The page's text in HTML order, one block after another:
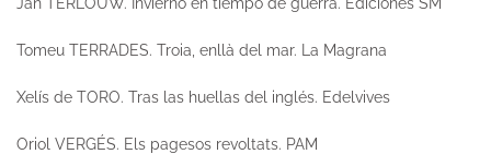
Tomeu TERRADES. Troia, enllà del mar. La Magrana
Xelís de TORO. Tras las huellas del inglés. Edelvives
Oriol VERGÉS. Els pagesos revoltats. PAM